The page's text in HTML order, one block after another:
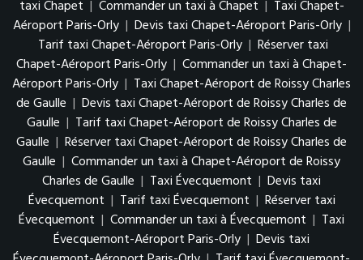
taxi Chapet | Commander un taxi à Chapet | Taxi Chapet-
Aéroport Paris-Orly | Devis taxi Chapet-Aéroport Paris-Orly |
Tarif taxi Chapet-Aéroport Paris-Orly | Réserver taxi
Chapet-Aéroport Paris-Orly | Commander un taxi à Chapet-
Aéroport Paris-Orly | Taxi Chapet-Aéroport de Roissy Charles
de Gaulle | Devis taxi Chapet-Aéroport de Roissy Charles de
Gaulle | Tarif taxi Chapet-Aéroport de Roissy Charles de
Gaulle | Réserver taxi Chapet-Aéroport de Roissy Charles de
Gaulle | Commander un taxi à Chapet-Aéroport de Roissy
Charles de Gaulle | Taxi Évecquemont | Devis taxi
Évecquemont | Tarif taxi Évecquemont | Réserver taxi
Évecquemont | Commander un taxi à Évecquemont | Taxi
Évecquemont-Aéroport Paris-Orly | Devis taxi